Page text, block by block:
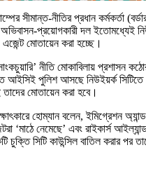
সীমান্ত-নীতির প্রধান কর্মকর্তা
প্রয়োগকারী দল ইতোমধ্যেই
মোতায়েন করা হচ্ছে।
নীতি মোকাবিলায় প্রশাসন
আইসিই পুলিশ আসছে নিউইয়র্ক
মোতায়েন করা হবে।
হোম্যান বলেন, ইমিগ্রেশন
‘মাঠে নেমেছে’ এবং রাইকার্স
চুক্তি সিটি কাউন্সিল বাতিল করার পর